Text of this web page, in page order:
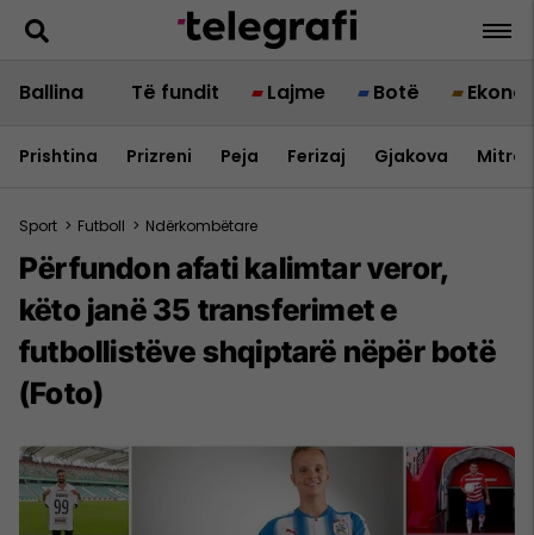
Ballina Të fundit Lajme Botë
Prishtina Prizreni Peja Ferizaj Gjakova
Sport > Futboll > Ndërkombëtare
Përfundon afati kalimtar veror,
këto janë 35 transferimet e
futbollistëve shqiptarë nëpër botë
(Foto)